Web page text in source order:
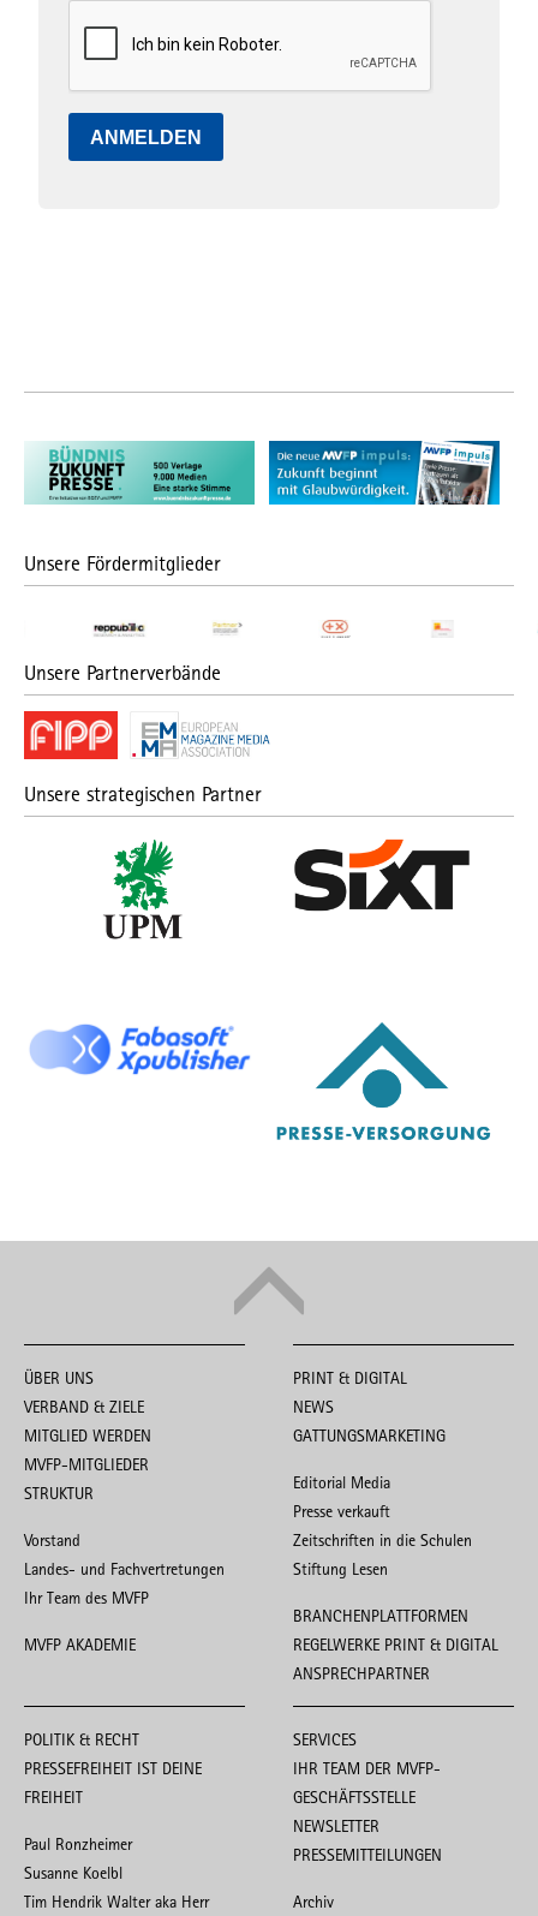
ANMELDEN
Unsere Fördermitglieder
Unsere Partnerverbände
Unsere strategischen Partner
ÜBER UNS
VERBAND & ZIELE
MITGLIED WERDEN
MVFP-MITGLIEDER
STRUKTUR
Vorstand
Landes- und Fachvertretungen
Ihr Team des MVFP
MVFP AKADEMIE
PRINT & DIGITAL
NEWS
GATTUNGSMARKETING
Editorial Media
Presse verkauft
Zeitschriften in die Schulen
Stiftung Lesen
BRANCHENPLATTFORMEN
REGELWERKE PRINT & DIGITAL
ANSPRECHPARTNER
POLITIK & RECHT
PRESSEFREIHEIT IST DEINE
FREIHEIT
Paul Ronzheimer
Susanne Koelbl
Tim Hendrik Walter aka Herr
SERVICES
IHR TEAM DER MVFP-
GESCHÄFTSSTELLE
NEWSLETTER
PRESSEMITTEILUNGEN
Archiv